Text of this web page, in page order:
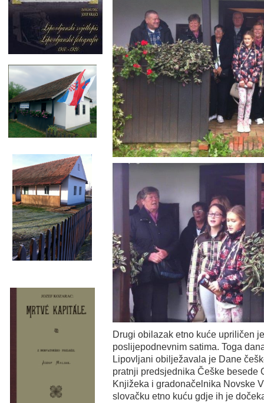
Drugi obilazak etno kuće upriličen
poslijepodnevnim satima. Toga
Lipovljani obilježavala je Dane
pratnji predsjednika Češke besede
Knjižeka i gradonačelnika Novske
slovačku etno kuću gdje ih je